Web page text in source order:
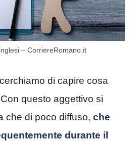
– CorriereRomano.it
di capire cosa
Con questo aggettivo si
che di poco diffuso, che
durante il